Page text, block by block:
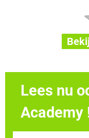
Lees nu
Academy